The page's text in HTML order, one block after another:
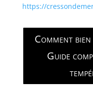
https://
Comment
Guide